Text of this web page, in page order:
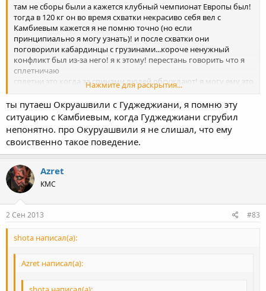
там не сборы были а кажется клубный чемпионат Европы был!
тогда в 120 кг он во время схватки некрасиво себя вел с
Камбиевым кажется я не помню точно (но если
принципиально я могу узнать)! и после схватки они
поговорили кабардинцы с грузинами...короче ненужный
конфликт был из-за него! я к этому! перестань говорить что я
сплетничаю
сплетни это когда за спинами людей обсуждают! я могу ему это
и в лицо сказать что он эту ситуацию создал
Нажмите для раскрытия...
ты путаеш Окруашвили с Гуджеджиани, я помню эту
ситуацию с Камбиевым, когда Гуджеджиани сгрубил
непонятно. про Окуруашвили я не слишал, что ему
своиственно такое поведение.
Azret
КМС
2 Сен 2013 #83
shota написал(а):
Azret написал(а):